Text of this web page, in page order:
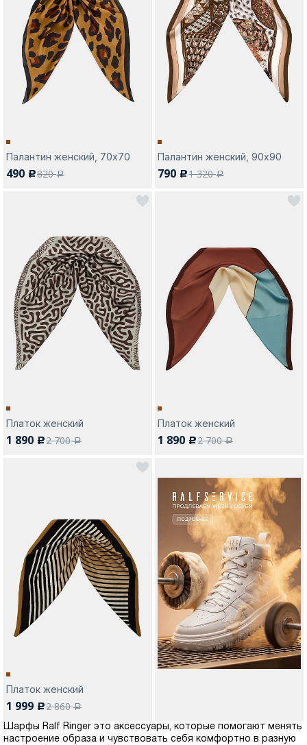
Палантин женский, 70х70
490 c820a
Палантин женский, 90х90
790 c1 320a
Платок женский
1 890 c2 700a
Платок женский
1 890 c2 700a
Платок женский
1 999 c2 860a
Шарфы Ralf Ringer это аксессуары, которые помогают менять
настроение образа и чувствовать себя комфортно в разную